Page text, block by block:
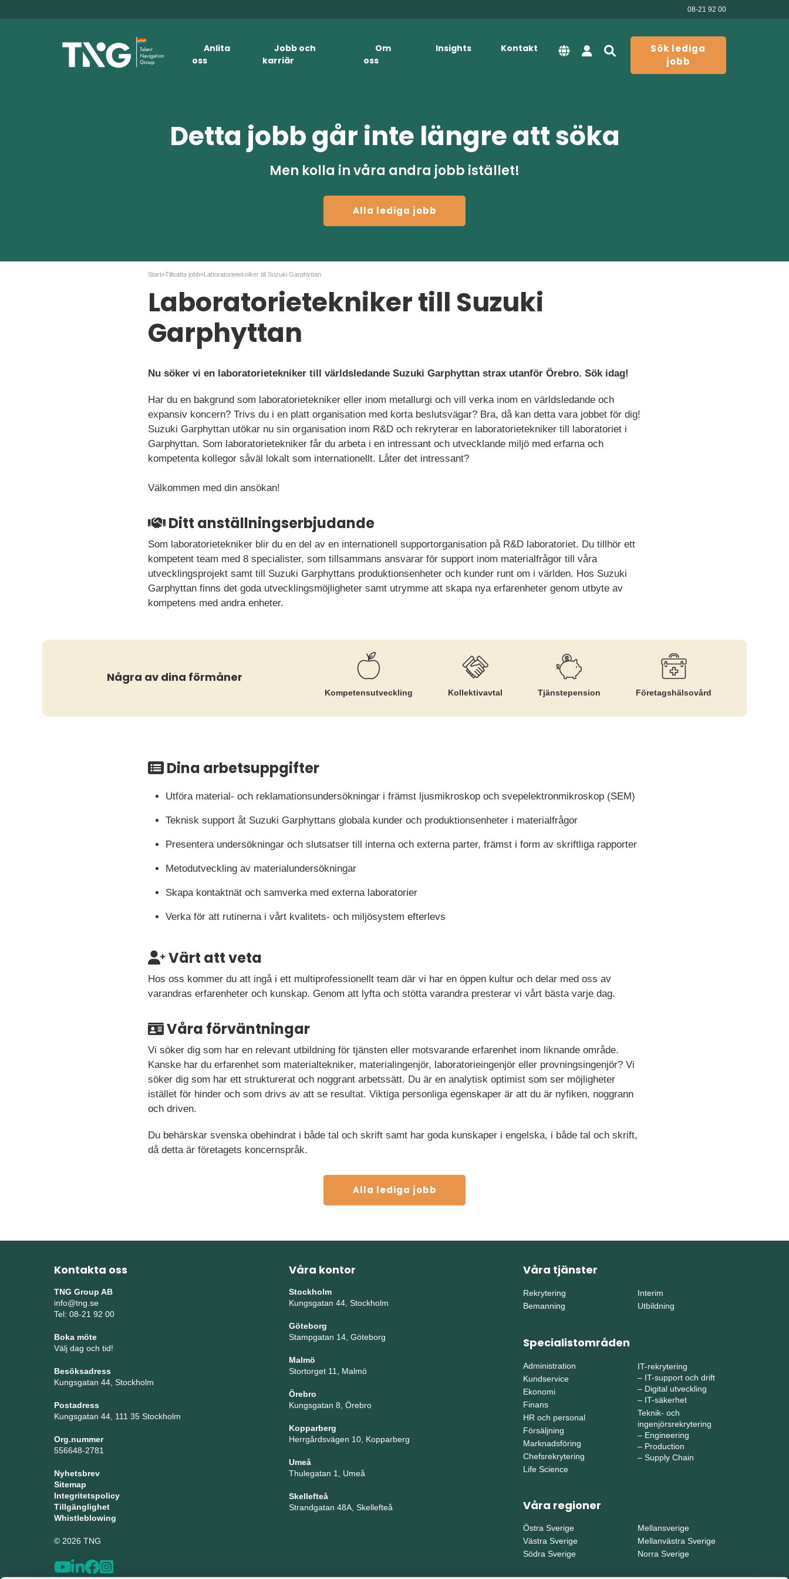
08-21 92 00
Anlita
oss
Jobb och
karriär
Om
oss
Insights Kontakt
Sök lediga
jobb
Detta jobb går inte längre att söka
Men kolla in våra andra jobb istället!
Alla lediga jobb
Start»Tillsatta jobb»Laboratorietekniker till Suzuki Garphyttan
Laboratorietekniker till Suzuki
Garphyttan
Nu söker vi en laboratorietekniker till världsledande Suzuki Garphyttan strax utanför Örebro. Sök idag!
Har du en bakgrund som laboratorietekniker eller inom metallurgi och vill verka inom en världsledande och
expansiv koncern? Trivs du i en platt organisation med korta beslutsvägar? Bra, då kan detta vara jobbet för dig!
Suzuki Garphyttan utökar nu sin organisation inom R&D och rekryterar en laboratorietekniker till laboratoriet i
Garphyttan. Som laboratorietekniker får du arbeta i en intressant och utvecklande miljö med erfarna och
kompetenta kollegor såväl lokalt som internationellt. Låter det intressant?
Välkommen med din ansökan!
Ditt anställningserbjudande
Som laboratorietekniker blir du en del av en internationell supportorganisation på R&D laboratoriet. Du tillhör ett
kompetent team med 8 specialister, som tillsammans ansvarar för support inom materialfrågor till våra
utvecklingsprojekt samt till Suzuki Garphyttans produktionsenheter och kunder runt om i världen. Hos Suzuki
Garphyttan finns det goda utvecklingsmöjligheter samt utrymme att skapa nya erfarenheter genom utbyte av
kompetens med andra enheter.
Några av dina förmåner
Kompetens­utveckling Kollektiv­avtal Tjänste­pension Företags­hälsovård
Dina arbetsuppgifter
Utföra material- och reklamationsundersökningar i främst ljusmikroskop och svepelektronmikroskop (SEM)
Teknisk support åt Suzuki Garphyttans globala kunder och produktionsenheter i materialfrågor
Presentera undersökningar och slutsatser till interna och externa parter, främst i form av skriftliga rapporter
Metodutveckling av materialundersökningar
Skapa kontaktnät och samverka med externa laboratorier
Verka för att rutinerna i vårt kvalitets- och miljösystem efterlevs
Värt att veta
Hos oss kommer du att ingå i ett multiprofessionellt team där vi har en öppen kultur och delar med oss av
varandras erfarenheter och kunskap. Genom att lyfta och stötta varandra presterar vi vårt bästa varje dag.
Våra förväntningar
Vi söker dig som har en relevant utbildning för tjänsten eller motsvarande erfarenhet inom liknande område.
Kanske har du erfarenhet som materialtekniker, materialingenjör, laboratorieingenjör eller provningsingenjör? Vi
söker dig som har ett strukturerat och noggrant arbetssätt. Du är en analytisk optimist som ser möjligheter
istället för hinder och som drivs av att se resultat. Viktiga personliga egenskaper är att du är nyfiken, noggrann
och driven.
Du behärskar svenska obehindrat i både tal och skrift samt har goda kunskaper i engelska, i både tal och skrift,
då detta är företagets koncernspråk.
Alla lediga jobb
Kontakta oss
TNG Group AB
info@tng.se
Tel: 08-21 92 00
Boka möte
Välj dag och tid!
Besöksadress
Kungsgatan 44, Stockholm
Postadress
Kungsgatan 44, 111 35 Stockholm
Org.nummer
556648-2781
Nyhetsbrev
Sitemap
Integritetspolicy
Tillgänglighet
Whistleblowing
© 2026 TNG
Våra kontor
Stockholm
Kungsgatan 44, Stockholm
Göteborg
Stampgatan 14, Göteborg
Malmö
Stortorget 11, Malmö
Örebro
Kungsgatan 8, Örebro
Kopparberg
Herrgårdsvägen 10, Kopparberg
Umeå
Thulegatan 1, Umeå
Skellefteå
Strandgatan 48A, Skellefteå
Våra tjänster
Rekrytering
Bemanning
Interim
Utbildning
Specialistområden
Administration
Kundservice
Ekonomi
Finans
HR och personal
Försäljning
Marknadsföring
Chefsrekrytering
Life Science
IT-rekrytering
– IT-support och drift
– Digital utveckling
– IT-säkerhet
Teknik- och
ingenjörsrekrytering
– Engineering
– Production
– Supply Chain
Våra regioner
Östra Sverige
Västra Sverige
Södra Sverige
Mellansverige
Mellanvästra Sverige
Norra Sverige